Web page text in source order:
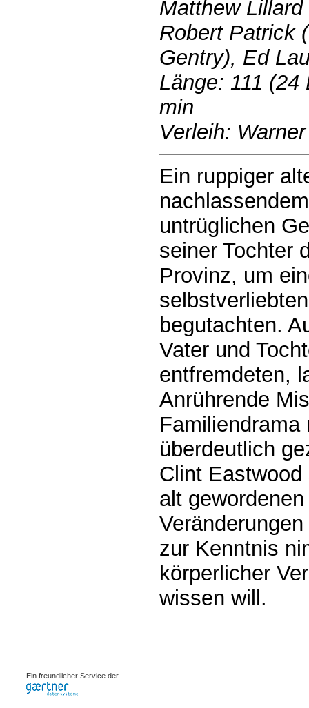
Matthew
Robert Patrick
Gentry), Ed
Länge: 111
min
Verleih:
Ein ruppiger
untrüglichen
seiner Tochter
Provinz, um
begutachten.
Vater und
entfremdeten,
Anrührende
überdeutlich
Clint
alt
zur Kenntnis
körperlicher
wissen will.
Ein freundlicher Service der